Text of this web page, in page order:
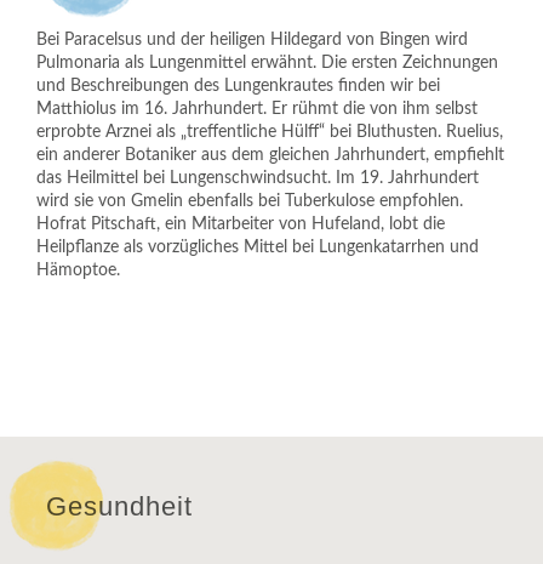
Bei Paracelsus und der heiligen Hildegard von Bingen wird
Pulmonaria als Lungenmittel erwähnt. Die ersten Zeichnungen
und Beschreibungen des Lungenkrautes finden wir bei
Matthiolus im 16. Jahrhundert. Er rühmt die von ihm selbst
erprobte Arznei als „treffentliche Hülff“ bei Bluthusten. Ruelius,
ein anderer Botaniker aus dem gleichen Jahrhundert, empfiehlt
das Heilmittel bei Lungenschwindsucht. Im 19. Jahrhundert
wird sie von Gmelin ebenfalls bei Tuberkulose empfohlen.
Hofrat Pitschaft, ein Mitarbeiter von Hufeland, lobt die
Heilpflanze als vorzügliches Mittel bei Lungenkatarrhen und
Hämoptoe.
Gesundheit